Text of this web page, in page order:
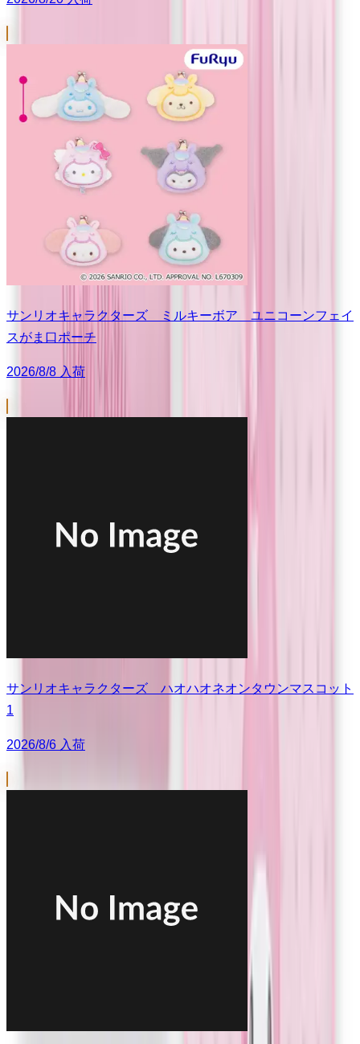
サンリオキャラクターズ ミルキーボア ユニコーンフェイ
スがま口ポーチ
2026/8/8 入荷
サンリオキャラクターズ ハオハオネオンタウンマスコット
1
2026/8/6 入荷